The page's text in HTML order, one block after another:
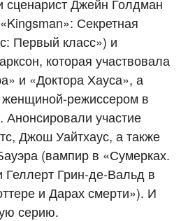
Секретная
Первый класс») и
которая участвовала
и «Доктора Хауса», а
режиссером в
Анонсировали участие
Джош Уайтхаус, а также
(вампир в «Сумерках.
Грин-де-Вальд в
и Дарах смерти»). И
серию.